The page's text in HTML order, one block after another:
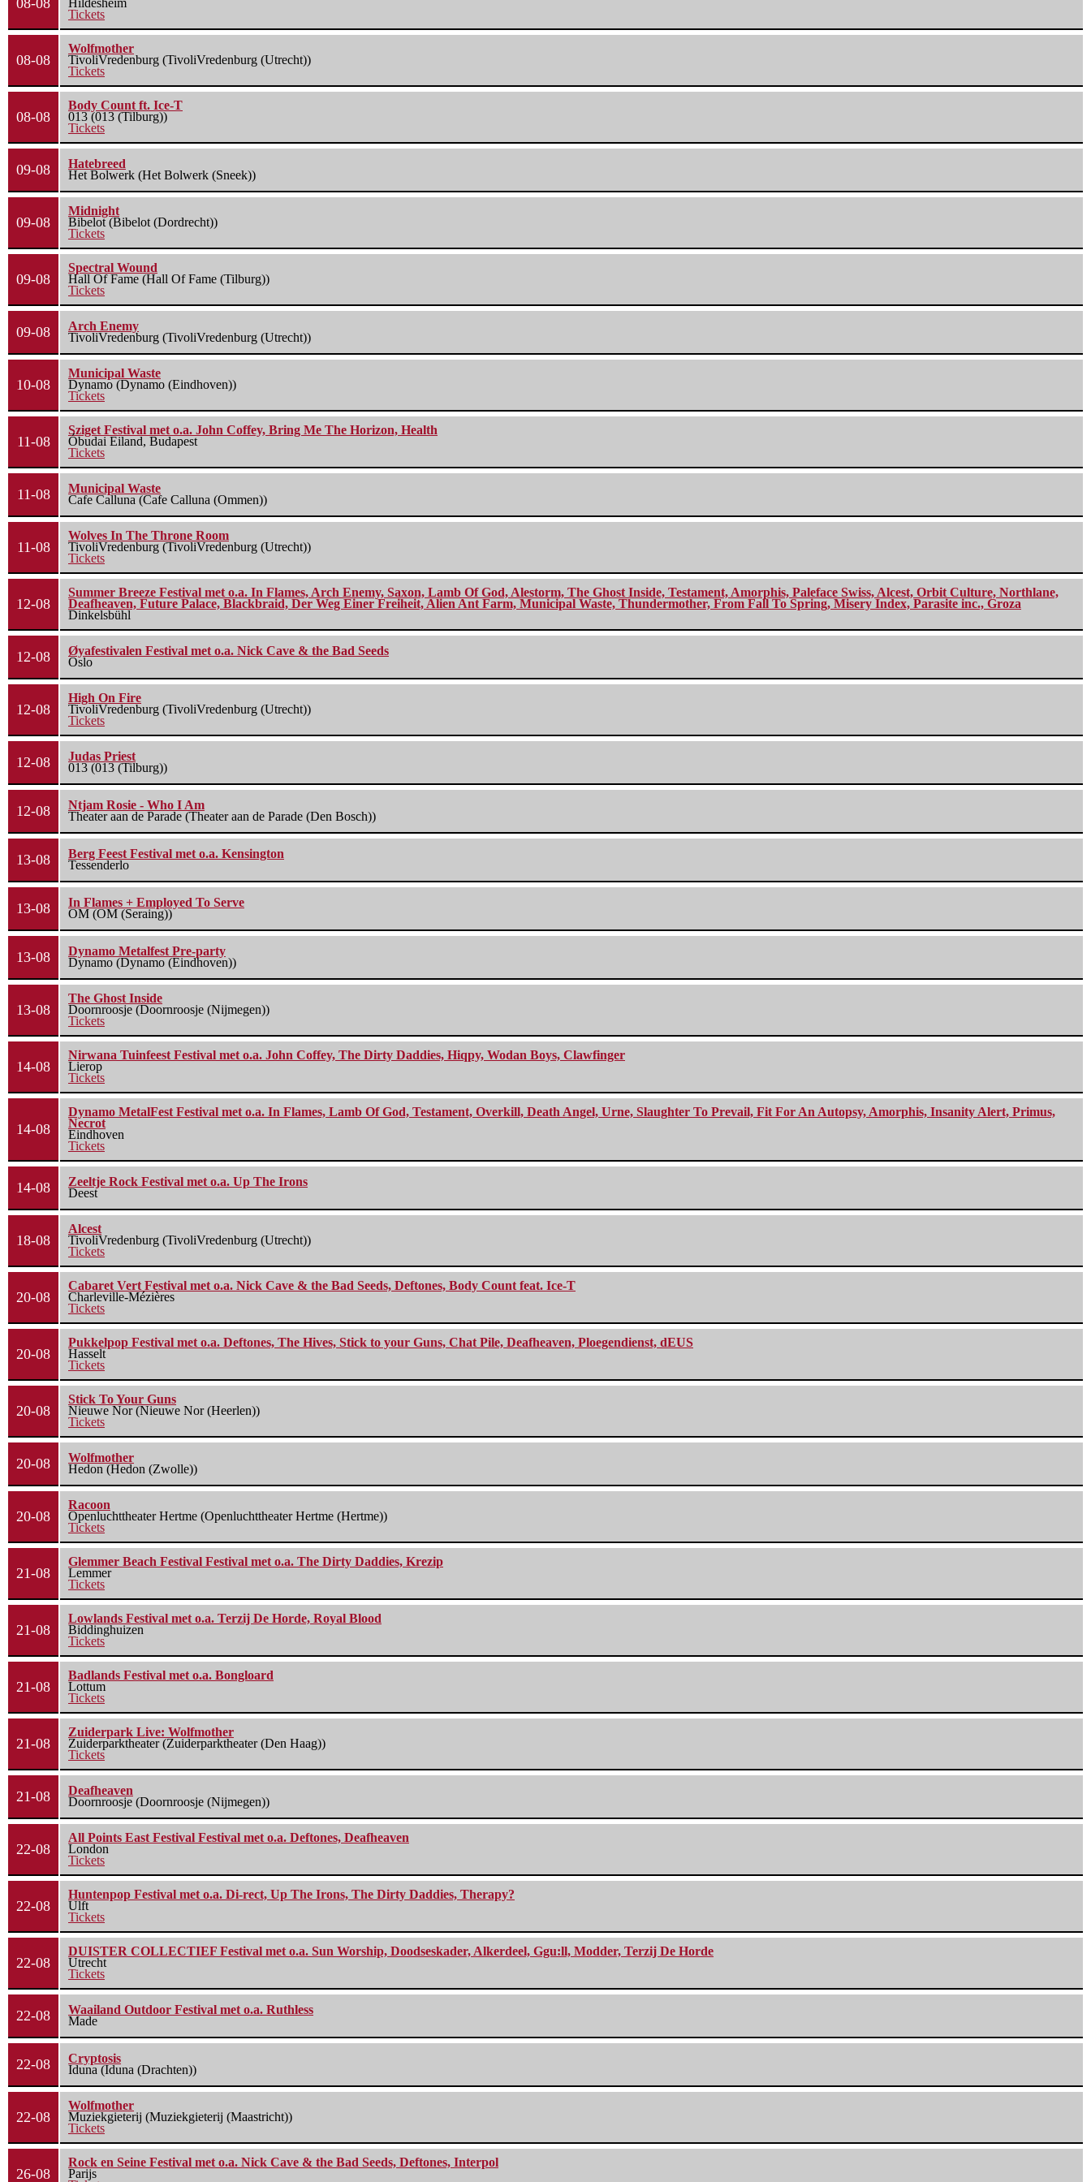
08-08
Hildesheim
Tickets
08-08
Wolfmother
TivoliVredenburg (TivoliVredenburg (Utrecht))
Tickets
08-08
Body Count ft. Ice-T
013 (013 (Tilburg))
Tickets
09-08
Hatebreed
Het Bolwerk (Het Bolwerk (Sneek))
09-08
Midnight
Bibelot (Bibelot (Dordrecht))
Tickets
09-08
Spectral Wound
Hall Of Fame (Hall Of Fame (Tilburg))
Tickets
09-08
Arch Enemy
TivoliVredenburg (TivoliVredenburg (Utrecht))
10-08
Municipal Waste
Dynamo (Dynamo (Eindhoven))
Tickets
11-08
Sziget Festival met o.a. John Coffey, Bring Me The Horizon, Health
Óbudai Eiland, Budapest
Tickets
11-08
Municipal Waste
Cafe Calluna (Cafe Calluna (Ommen))
11-08
Wolves In The Throne Room
TivoliVredenburg (TivoliVredenburg (Utrecht))
Tickets
12-08
Summer Breeze Festival met o.a. In Flames, Arch Enemy, Saxon, Lamb Of God, Alestorm, The Ghost Inside, Testament, Amorphis, Paleface Swiss, Alcest, Orbit Culture, Northlane,
Deafheaven, Future Palace, Blackbraid, Der Weg Einer Freiheit, Alien Ant Farm, Municipal Waste, Thundermother, From Fall To Spring, Misery Index, Parasite inc., Groza
Dinkelsbühl
12-08
Øyafestivalen Festival met o.a. Nick Cave & the Bad Seeds
Oslo
12-08
High On Fire
TivoliVredenburg (TivoliVredenburg (Utrecht))
Tickets
12-08
Judas Priest
013 (013 (Tilburg))
12-08
Ntjam Rosie - Who I Am
Theater aan de Parade (Theater aan de Parade (Den Bosch))
13-08
Berg Feest Festival met o.a. Kensington
Tessenderlo
13-08
In Flames + Employed To Serve
OM (OM (Seraing))
13-08
Dynamo Metalfest Pre-party
Dynamo (Dynamo (Eindhoven))
13-08
The Ghost Inside
Doornroosje (Doornroosje (Nijmegen))
Tickets
14-08
Nirwana Tuinfeest Festival met o.a. John Coffey, The Dirty Daddies, Hiqpy, Wodan Boys, Clawfinger
Lierop
Tickets
14-08
Dynamo MetalFest Festival met o.a. In Flames, Lamb Of God, Testament, Overkill, Death Angel, Urne, Slaughter To Prevail, Fit For An Autopsy, Amorphis, Insanity Alert, Primus,
Necrot
Eindhoven
Tickets
14-08
Zeeltje Rock Festival met o.a. Up The Irons
Deest
18-08
Alcest
TivoliVredenburg (TivoliVredenburg (Utrecht))
Tickets
20-08
Cabaret Vert Festival met o.a. Nick Cave & the Bad Seeds, Deftones, Body Count feat. Ice-T
Charleville-Mézières
Tickets
20-08
Pukkelpop Festival met o.a. Deftones, The Hives, Stick to your Guns, Chat Pile, Deafheaven, Ploegendienst, dEUS
Hasselt
Tickets
20-08
Stick To Your Guns
Nieuwe Nor (Nieuwe Nor (Heerlen))
Tickets
20-08
Wolfmother
Hedon (Hedon (Zwolle))
20-08
Racoon
Openluchttheater Hertme (Openluchttheater Hertme (Hertme))
Tickets
21-08
Glemmer Beach Festival Festival met o.a. The Dirty Daddies, Krezip
Lemmer
Tickets
21-08
Lowlands Festival met o.a. Terzij De Horde, Royal Blood
Biddinghuizen
Tickets
21-08
Badlands Festival met o.a. Bongloard
Lottum
Tickets
21-08
Zuiderpark Live: Wolfmother
Zuiderparktheater (Zuiderparktheater (Den Haag))
Tickets
21-08
Deafheaven
Doornroosje (Doornroosje (Nijmegen))
22-08
All Points East Festival Festival met o.a. Deftones, Deafheaven
London
Tickets
22-08
Huntenpop Festival met o.a. Di-rect, Up The Irons, The Dirty Daddies, Therapy?
Ulft
Tickets
22-08
DUISTER COLLECTIEF Festival met o.a. Sun Worship, Doodseskader, Alkerdeel, Ggu:ll, Modder, Terzij De Horde
Utrecht
Tickets
22-08
Waailand Outdoor Festival met o.a. Ruthless
Made
22-08
Cryptosis
Iduna (Iduna (Drachten))
22-08
Wolfmother
Muziekgieterij (Muziekgieterij (Maastricht))
Tickets
26-08
Rock en Seine Festival met o.a. Nick Cave & the Bad Seeds, Deftones, Interpol
Parijs